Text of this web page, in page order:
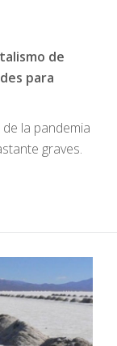
de
para
la pandemia
graves.